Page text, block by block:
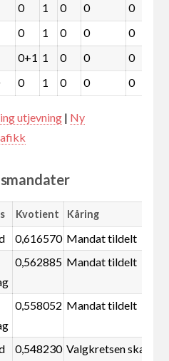
0 1 0 0 0
0 1 0 0 0
0+1 1 0 0 0
0 1 0 0 0
utjevning | Ny
Kvotient Kåring
0,616570 Mandat tildelt
0,562885 Mandat tildelt
0,558052 Mandat tildelt
0,548230 Valgkretsen skal